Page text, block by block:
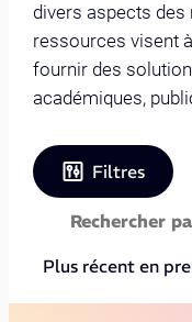
divers aspects
ressources visent
fournir des
académiques,
Filtres
Plus récent en